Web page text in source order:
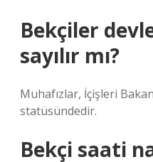
Bekçiler
sayılır mı?
Muhafızlar, İçişleri
statüsündedir.
Bekçi saati